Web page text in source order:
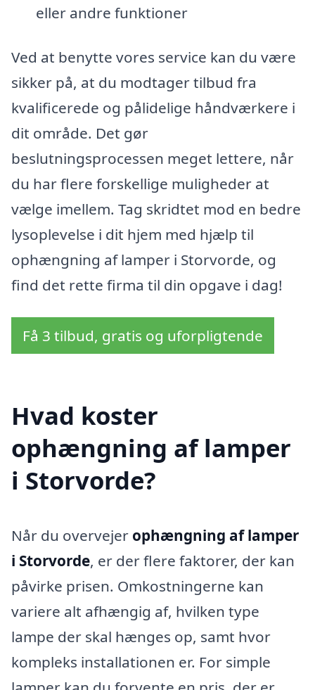
eller andre funktioner
Ved at benytte vores service kan du være
sikker på, at du modtager tilbud fra
kvalificerede og pålidelige håndværkere i
dit område. Det gør
beslutningsprocessen meget lettere, når
du har flere forskellige muligheder at
vælge imellem. Tag skridtet mod en bedre
lysoplevelse i dit hjem med hjælp til
ophængning af lamper i Storvorde, og
find det rette firma til din opgave i dag!
Få 3 tilbud, gratis og uforpligtende
Hvad koster
ophængning af lamper
i Storvorde?
Når du overvejer ophængning af lamper
i Storvorde, er der flere faktorer, der kan
påvirke prisen. Omkostningerne kan
variere alt afhængig af, hvilken type
lampe der skal hænges op, samt hvor
kompleks installationen er. For simple